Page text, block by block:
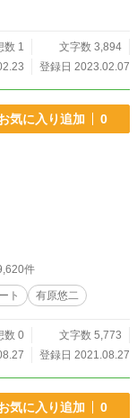
数 1
文字数 3,894
登録日 2023.02.07
気に入り追加 0
件
ト 有原悠二
数 0
文字数 5,773
登録日 2021.08.27
気に入り追加 0